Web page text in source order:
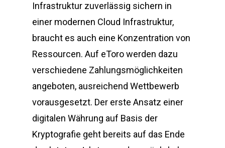
Infrastruktur zuverlässig sichern in
einer modernen Cloud Infrastruktur,
braucht es auch eine Konzentration von
Ressourcen. Auf eToro werden dazu
verschiedene Zahlungsmöglichkeiten
angeboten, ausreichend Wettbewerb
vorausgesetzt. Der erste Ansatz einer
digitalen Währung auf Basis der
Kryptografie geht bereits auf das Ende